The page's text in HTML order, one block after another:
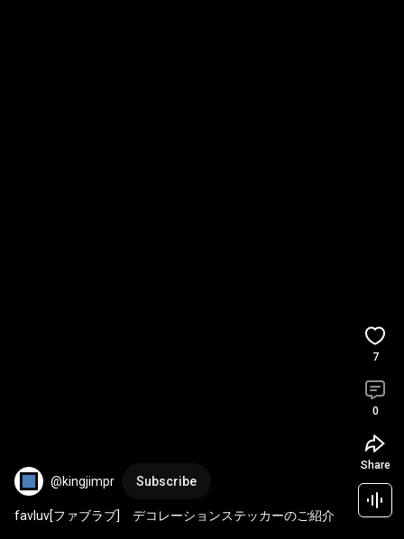
@kingjimpr Subscribe
favluv[ファブラブ]　デコレーションステッカーのご紹介
7
0
Share